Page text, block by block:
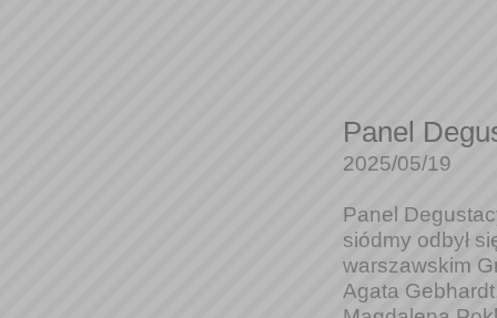
Panel
2025/05/19
Panel
siódmy odbył
warszawskim
Agata